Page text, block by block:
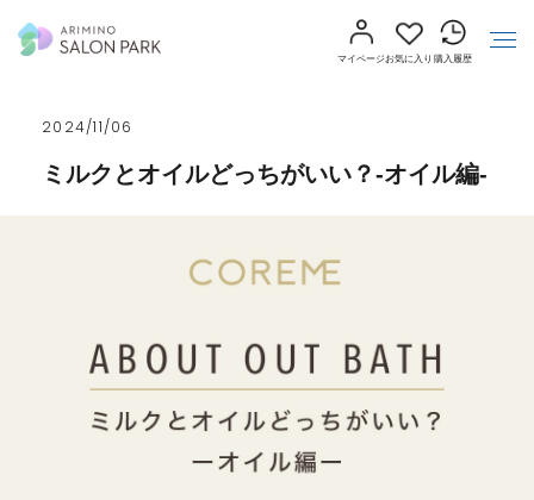
マイページお気に入り 購入履歴
2024/11/06
ミルクとオイルどっちがいい？-オイル編-